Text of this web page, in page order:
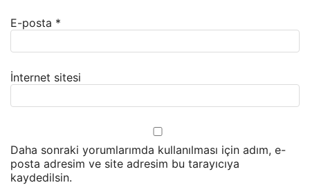
E-posta *
İnternet sitesi
Daha sonraki yorumlarımda kullanılması için adım, e-
posta adresim ve site adresim bu tarayıcıya
kaydedilsin.